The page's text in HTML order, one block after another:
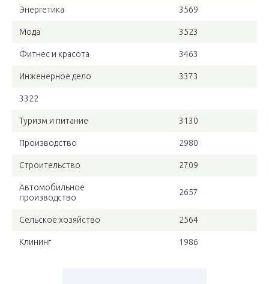
Энергетика 3569
Мода 3523
Фитнес и красота 3463
Инженерное дело 3373
3322
Туризм и питание 3130
Производство 2980
Строительство 2709
Автомобильное
производство
2657
Сельское хозяйство 2564
Клининг 1986